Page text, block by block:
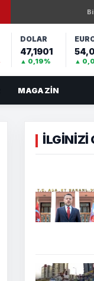
DOLAR
47,1901
▲ 0,19% ▲
MAGAZIN
İLGİNİZİ